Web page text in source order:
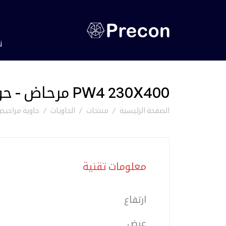
PW4 230X400 مرحاض - حوض الاستحمام
الصفحة الرئيسية منتجات الحاويات حاوية
معلومات تقنية
ارتفاع
عرض